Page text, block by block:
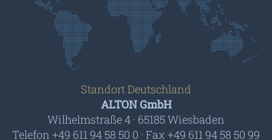
Standort Deutschland
ALTON GmbH
Wilhelmstraße 4 · 65185 Wiesbaden
Telefon +49 611 94 58 50 0 · Fax +49 611 94 58 50 99